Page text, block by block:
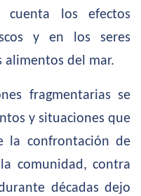
cuenta los efectos
y en los seres
alimentos del mar.
fragmentarias se
y situaciones que
la confrontación de
comunidad, contra
décadas dejo